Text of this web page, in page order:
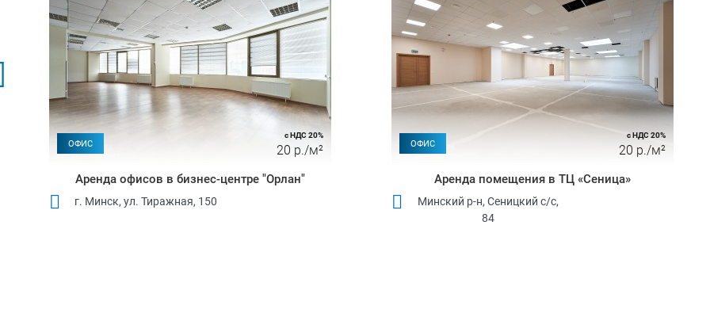
ОФИС
с НДС 20%
20 р./м²
Аренда офисов в бизнес-центре "Орлан"
г. Минск, ул. Тиражная, 150
ОФИС
с НДС 20%
20 р./м²
Аренда помещения в ТЦ «Сеница»
Минский р-н, Сеницкий с/с,
84